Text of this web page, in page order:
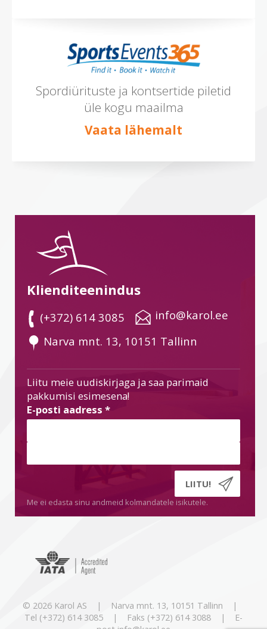
Spordiürituste ja kontsertide piletid
üle kogu maailma
Vaata lähemalt
Klienditeenindus
(+372) 614 3085
info@karol.ee
Narva mnt. 13, 10151 Tallinn
Liitu meie uudiskirjaga ja saa parimaid
pakkumisi esimesena!
E-posti aadress *
Me ei edasta sinu andmeid kolmandatele isikutele.
© 2026 Karol AS | Narva mnt. 13, 10151 Tallinn |
Tel (+372) 614 3085 | Faks (+372) 614 3088 | E-